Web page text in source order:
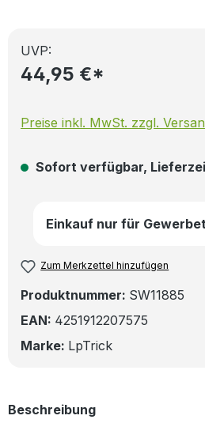
UVP:
44,95 €*
Preise inkl. MwSt. zzgl.
Sofort verfügbar,
Einkauf nur für
Zum Merkzettel hinzufügen
Produktnummer: SW11885
EAN: 4251912207575
Marke: LpTrick
Beschreibung